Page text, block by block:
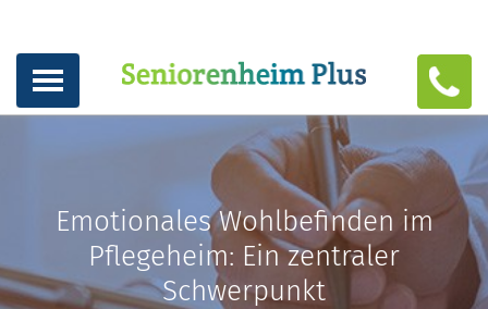
Emotionales Wohlbefinden im
Pflegeheim: Ein zentraler
Schwerpunkt